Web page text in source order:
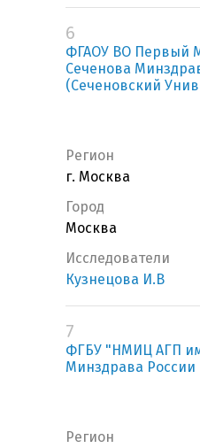
6
ФГАОУ ВО Первый
Сеченова
(Сеченовский
Регион
г. Москва
Город
Москва
Исследователи
Кузнецова И.В
7
ФГБУ "НМИЦ АГП
Минздрава России
Регион